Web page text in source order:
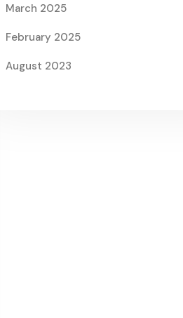
March 2025
February 2025
August 2023